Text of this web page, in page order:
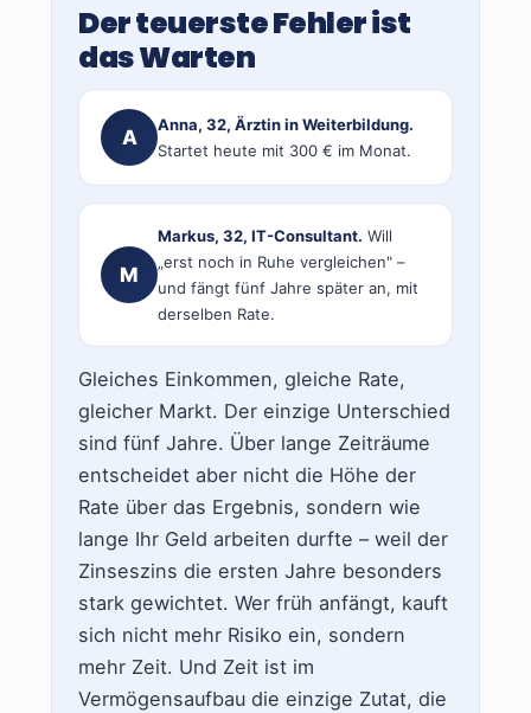
Der teuerste Fehler ist
das Warten
A
Anna, 32, Ärztin in Weiterbildung.
Startet heute mit 300 € im Monat.
M
Markus, 32, IT-Consultant. Will
„erst noch in Ruhe vergleichen" –
und fängt fünf Jahre später an, mit
derselben Rate.
Gleiches Einkommen, gleiche Rate,
gleicher Markt. Der einzige Unterschied
sind fünf Jahre. Über lange Zeiträume
entscheidet aber nicht die Höhe der
Rate über das Ergebnis, sondern wie
lange Ihr Geld arbeiten durfte – weil der
Zinseszins die ersten Jahre besonders
stark gewichtet. Wer früh anfängt, kauft
sich nicht mehr Risiko ein, sondern
mehr Zeit. Und Zeit ist im
Vermögensaufbau die einzige Zutat, die